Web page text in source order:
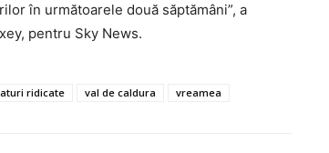
în următoarele două săptămâni”, a
pentru Sky News.
ridicate val de caldura vreamea